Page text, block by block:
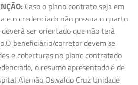
Caso o plano contrato seja em
e o credenciado não possua o quarto
ser orientado que não terá
beneficiário/corretor devem se
e coberturas no plano contratado
o resumo apresentado é de
Alemão Oswaldo Cruz Unidade